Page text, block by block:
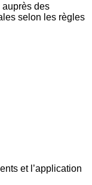
auprès des
selon les règles
et l’application